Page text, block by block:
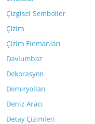
Çizgisel Semboller
Çizim
Çizim Elemanları
Davlumbaz
Dekorasyon
Demiryolları
Deniz Aracı
Detay Çizimleri